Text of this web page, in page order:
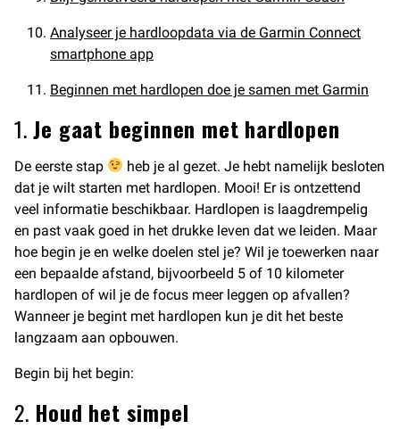
Analyseer je hardloopdata via de Garmin Connect
smartphone app
Beginnen met hardlopen doe je samen met Garmin
1.Je gaat beginnen met hardlopen
De eerste stap
heb je al gezet. Je hebt namelijk besloten
dat je wilt starten met hardlopen. Mooi! Er is ontzettend
veel informatie beschikbaar. Hardlopen is laagdrempelig
en past vaak goed in het drukke leven dat we leiden. Maar
hoe begin je en welke doelen stel je? Wil je toewerken naar
een bepaalde afstand, bijvoorbeeld 5 of 10 kilometer
hardlopen of wil je de focus meer leggen op afvallen?
Wanneer je begint met hardlopen kun je dit het beste
langzaam aan opbouwen.
Begin bij het begin:
2. Houd het simpel